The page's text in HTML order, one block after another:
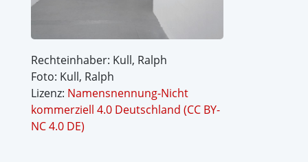
Rechteinhaber: Kull, Ralph
Foto: Kull, Ralph
Lizenz: Namensnennung-Nicht
kommerziell 4.0 Deutschland (CC BY-
NC 4.0 DE)